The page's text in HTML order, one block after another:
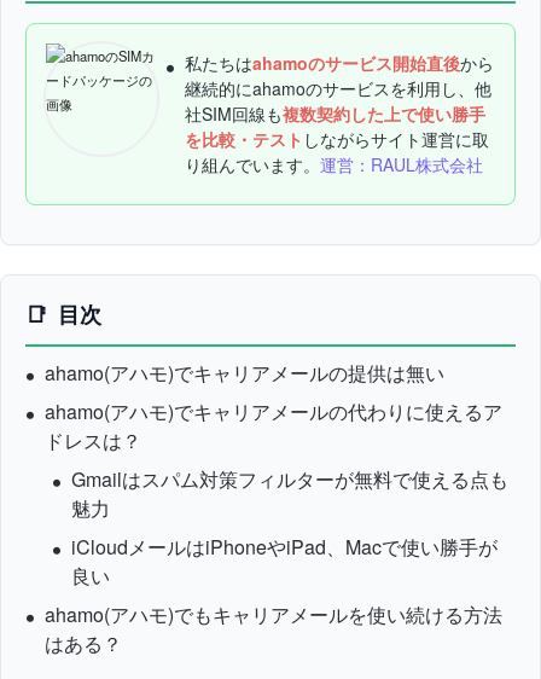
私たちはahamoのサービス開始直後から
継続的にahamoのサービスを利用し、他
社SIM回線も複数契約した上で使い勝手
を比較・テスト しながらサイト運営に取
り組んでいます。 運営：RAUL株式会社
目次
ahamo(アハモ)でキャリアメールの提供は無い
ahamo(アハモ)でキャリアメールの代わりに使えるア
ドレスは？
Gmailはスパム対策フィルターが無料で使える点も
魅力
iCloudメールはiPhoneやiPad、Macで使い勝手が
良い
ahamo(アハモ)でもキャリアメールを使い続ける方法
はある？